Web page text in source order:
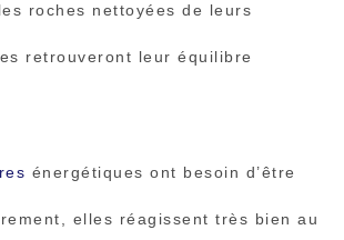
roches nettoyées de leurs
retrouveront leur équilibre
énergétiques ont besoin d’être
elles réagissent très bien au